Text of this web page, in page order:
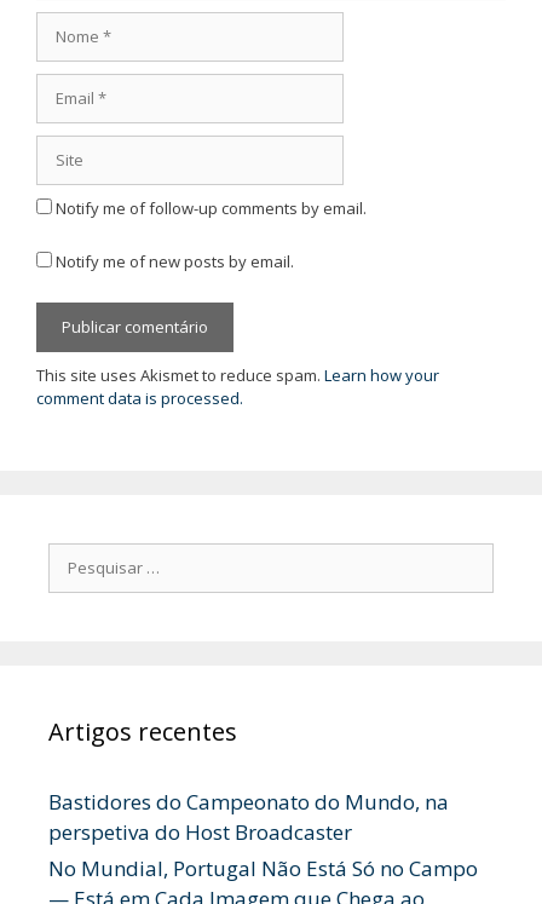
Notify me of follow-up comments by email.
Notify me of new posts by email.
This site uses Akismet to reduce spam. Learn how your
comment data is processed.
Pesquisar
por:
Artigos recentes
Bastidores do Campeonato do Mundo, na
perspetiva do Host Broadcaster
No Mundial, Portugal Não Está Só no Campo
— Está em Cada Imagem que Chega ao